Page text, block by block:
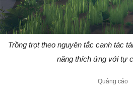
Trồng trọt theo nguyên tắc canh tác
năng thích ứng với tự